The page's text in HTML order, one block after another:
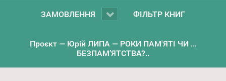
ЗАМОВЛЕННЯ ФІЛЬТР КНИГ
Проєкт — Юрій ЛИПА — РОКИ ПАМ'ЯТІ ЧИ ...
БЕЗПАМ’ЯТСТВА?..